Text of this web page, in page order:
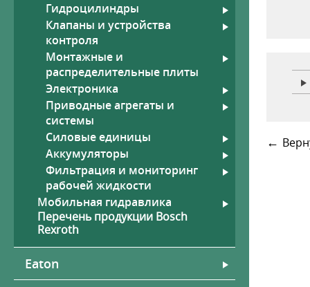
Шланги высокого давления,
фитинги
Высокотемпературные рукава
со стекловолоконным
покрытием
Гидроцилиндры
Клапаны и устройства
контроля
Монтажные и
распределительные плиты
Электроника
Приводные агрегаты и
системы
Силовые единицы
Аккумуляторы
Фильтрация и мониторинг
рабочей жидкости
Мобильная гидравлика
Перечень продукции Bosch
Rexroth
Eaton
←